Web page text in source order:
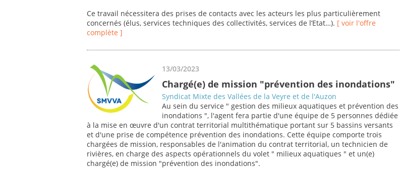
Ce travail nécessitera des prises de contacts avec les acteurs les plus particulièrement
concernés (élus, services techniques des collectivités, services de l’Etat…). [ voir l'offre
complète ]
13/03/2023
Chargé(e) de mission "prévention des inondations"
Syndicat Mixte des Vallées de la Veyre et de l'Auzon
Au sein du service " gestion des milieux aquatiques et prévention des
inondations ", l'agent fera partie d'une équipe de 5 personnes dédiée
à la mise en œuvre d'un contrat territorial multithématique portant sur 5 bassins versants
et d'une prise de compétence prévention des inondations. Cette équipe comporte trois
chargées de mission, responsables de l'animation du contrat territorial, un technicien de
rivières, en charge des aspects opérationnels du volet " milieux aquatiques " et un(e)
chargé(e) de mission "prévention des inondations".